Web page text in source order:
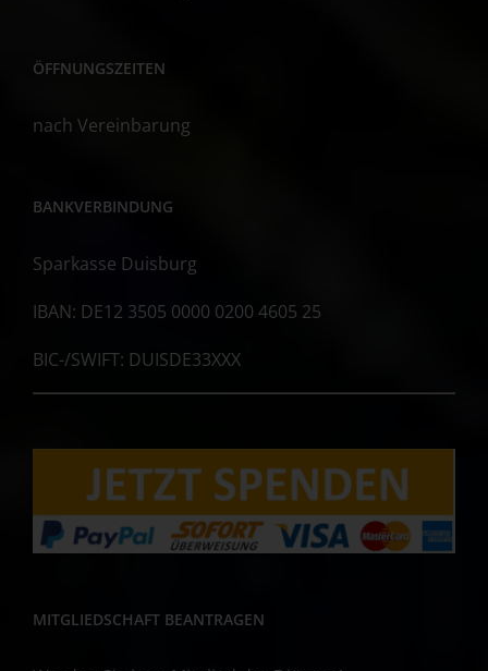
ÖFFNUNGSZEITEN
nach Vereinbarung
BANKVERBINDUNG
Sparkasse Duisburg
IBAN: DE12 3505 0000 0200 4605 25
BIC-/SWIFT: DUISDE33XXX
MITGLIEDSCHAFT BEANTRAGEN